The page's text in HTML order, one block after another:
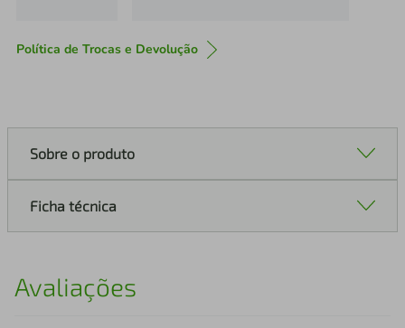
Política de Trocas e Devolução
Sobre o produto
Ficha técnica
Avaliações